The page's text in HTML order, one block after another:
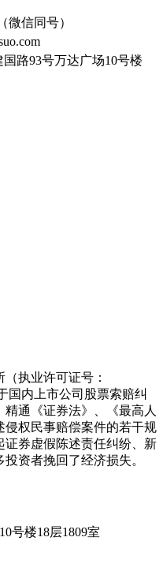
微信同号）
路93号万达广场10号楼
执业许可证号：
国内上市公司股票索赔纠
通《证券法》、《最高人
侵权民事赔偿案件的若干规
证券虚假陈述责任纠纷、新
资者挽回了经济损失。
号楼18层1809室